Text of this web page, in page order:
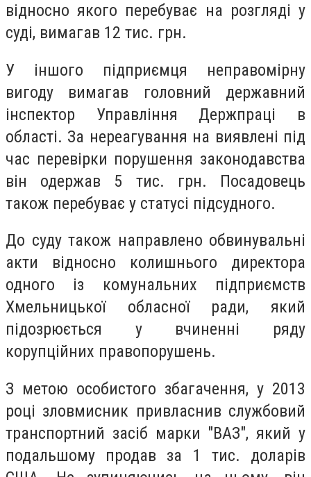
відносно якого перебуває на розгляді у
суді, вимагав 12 тис. грн.
У іншого підприємця неправомірну
вигоду вимагав головний державний
інспектор Управління Держпраці в
області. За нереагування на виявлені під
час перевірки порушення законодавства
він одержав 5 тис. грн. Посадовець
також перебуває у статусі підсудного.
До суду також направлено обвинувальні
акти відносно колишнього директора
одного із комунальних підприємств
Хмельницької обласної ради, який
підозрюється у вчиненні ряду
корупційних правопорушень.
З метою особистого збагачення, у 2013
році зловмисник привласнив службовий
транспортний засіб марки "ВАЗ", який у
подальшому продав за 1 тис. доларів